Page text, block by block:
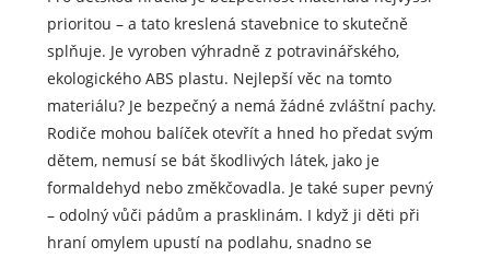
prioritou – a tato kreslená stavebnice to skutečně
splňuje. Je vyroben výhradně z potravinářského,
ekologického ABS plastu. Nejlepší věc na tomto
materiálu? Je bezpečný a nemá žádné zvláštní pachy.
Rodiče mohou balíček otevřít a hned ho předat svým
dětem, nemusí se bát škodlivých látek, jako je
formaldehyd nebo změkčovadla. Je také super pevný
– odolný vůči pádům a prasklinám. I když ji děti při
hraní omylem upustí na podlahu, snadno se